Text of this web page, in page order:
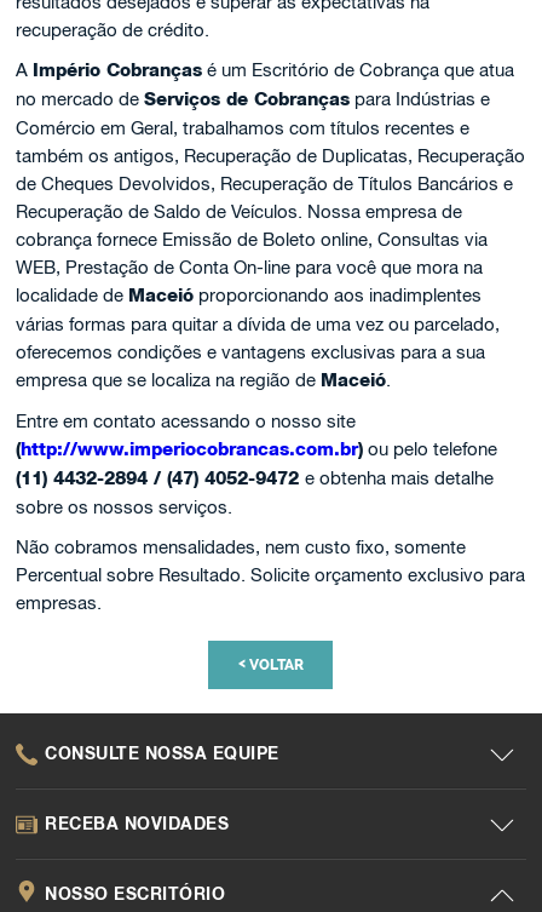
recuperação de crédito.
A Império Cobranças é um Escritório de Cobrança que atua
no mercado deServiços de Cobranças para Indústrias e
Comércio em Geral, trabalhamos com títulos recentes e
também os antigos, Recuperação de Duplicatas, Recuperação
de Cheques Devolvidos, Recuperação de Títulos Bancários e
Recuperação de Saldo de Veículos. Nossa empresa de
cobrança fornece Emissão de Boleto online, Consultas via
WEB, Prestação de Conta On-line para você que mora na
localidade de Maceió proporcionando aos inadimplentes
várias formas para quitar a dívida de uma vez ou parcelado,
oferecemos condições e vantagens exclusivas para a sua
empresa que se localiza na região de Maceió.
Entre em contato acessando o nosso site
(http://www.imperiocobrancas.com.br) ou pelo telefone
(11) 4432-2894 / (47) 4052-9472e obtenha mais detalhe
sobre os nossos serviços.
Não cobramos mensalidades, nem custo fixo, somente
Percentual sobre Resultado. Solicite orçamento exclusivo para
empresas.
<VOLTAR
CONSULTE NOSSA EQUIPE
RECEBA NOVIDADES
NOSSO ESCRITÓRIO